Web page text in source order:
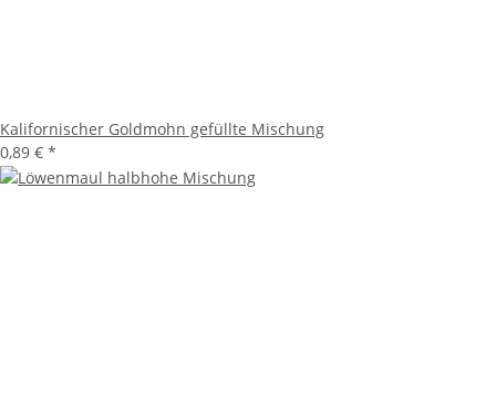
Kalifornischer Goldmohn gefüllte Mischung
0,89 € *